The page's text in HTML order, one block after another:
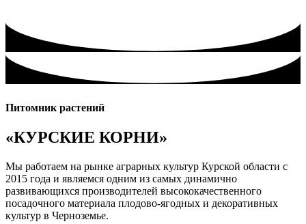
Питомник растений
«КУРСКИЕ КОРНИ»
Мы работаем на рынке аграрных культур Курской области с
2015 года и являемся одним из самых динамично
развивающихся производителей высококачественного
посадочного материала плодово-ягодных и декоративных
культур в Черноземье.